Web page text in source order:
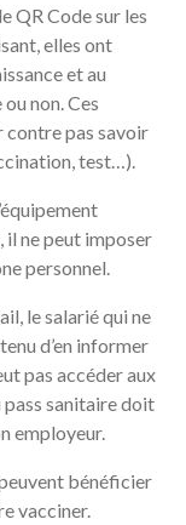
QR Code sur les
elles ont
et au
non. Ces
contre pas savoir
test…).
il ne peut imposer
personnel.
le salarié qui ne
d’en informer
pas accéder aux
pass sanitaire doit
employeur.
bénéficier
vacciner.